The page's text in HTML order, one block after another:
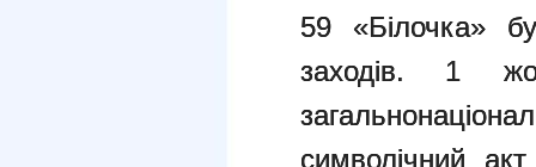
59 «Білочка»
заходів. 1
символічний